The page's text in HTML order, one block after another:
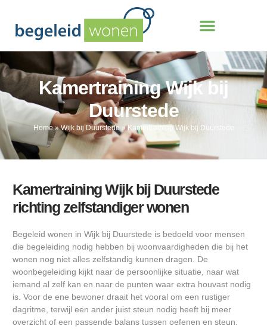
Kamertraining Wijk bij
Duurstede
Home»Wijk bij Duurstede»Kamertraining Wijk bij Duurstede
Kamertraining Wijk bij Duurstede
richting zelfstandiger wonen
Begeleid wonen in Wijk bij Duurstede is bedoeld voor mensen
die begeleiding nodig hebben bij woonvaardigheden die bij het
wonen nog niet alles zelfstandig kunnen dragen. De
woonbegeleiding kijkt naar de persoonlijke situatie, naar wat
iemand al zelf kan en naar de punten waar extra houvast nodig
is. Voor de ene bewoner draait het vooral om een rustiger
dagritme, terwijl een ander juist steun nodig heeft bij meer
overzicht of een passende balans tussen oefenen en steun.